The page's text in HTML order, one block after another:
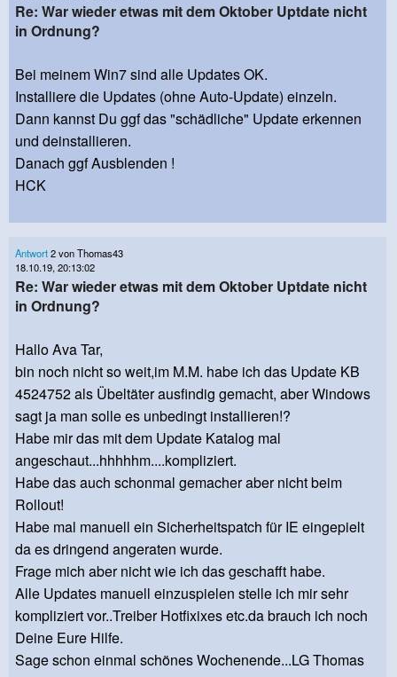
Re: War wieder etwas mit dem Oktober Uptdate nicht
in Ordnung?
Bei meinem Win7 sind alle Updates OK.
Installiere die Updates (ohne Auto-Update) einzeln.
Dann kannst Du ggf das "schädliche" Update erkennen
und deinstallieren.
Danach ggf Ausblenden !
HCK
Antwort2 von Thomas43
18.10.19, 20:13:02
Re: War wieder etwas mit dem Oktober Uptdate nicht
in Ordnung?
Hallo Ava Tar,
bin noch nicht so weit,im M.M. habe ich das Update KB
4524752 als Übeltäter ausfindig gemacht, aber Windows
sagt ja man solle es unbedingt installieren!?
Habe mir das mit dem Update Katalog mal
angeschaut...hhhhhm....kompliziert.
Habe das auch schonmal gemacher aber nicht beim
Rollout!
Habe mal manuell ein Sicherheitspatch für IE eingepielt
da es dringend angeraten wurde.
Frage mich aber nicht wie ich das geschafft habe.
Alle Updates manuell einzuspielen stelle ich mir sehr
kompliziert vor..Treiber Hotfixixes etc.da brauch ich noch
Deine Eure Hilfe.
Sage schon einmal schönes Wochenende...LG Thomas